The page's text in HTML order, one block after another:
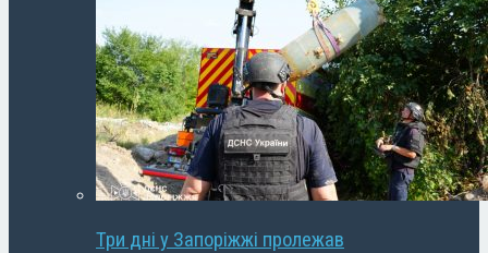
Три дні у Запоріжжі пролежав